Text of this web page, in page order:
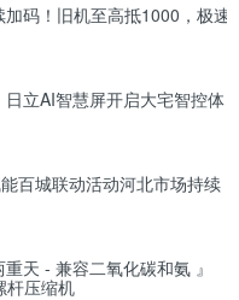
码！旧机至高抵1000，极速
立AI智慧屏开启大宅智控体
百城联动活动河北市场持续
天 - 兼容二氧化碳和氨 』
杆压缩机